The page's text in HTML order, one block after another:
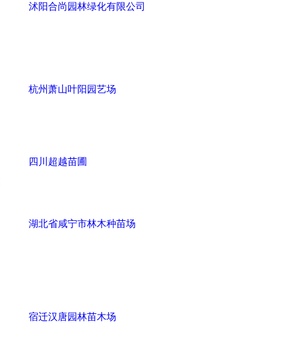
沭阳合尚园林绿化有限公司
杭州萧山叶阳园艺场
四川超越苗圃
湖北省咸宁市林木种苗场
宿迁汉唐园林苗木场